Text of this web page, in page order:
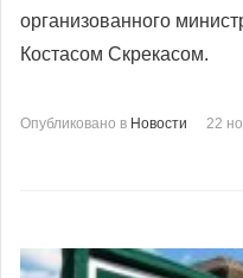
организованного
Костасом Скрекасом.
Опубликовано в Новости 22